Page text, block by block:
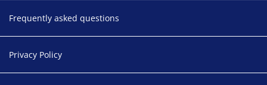
Frequently asked questions
Privacy Policy